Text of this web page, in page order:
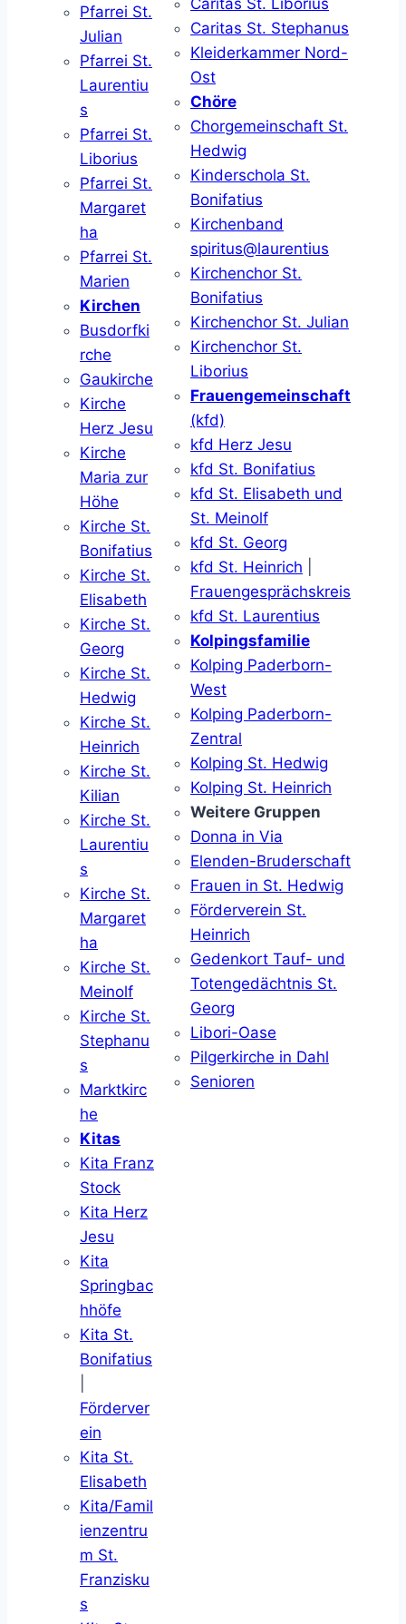
Pfarrei St.
Julian
Pfarrei St.
Laurentiu
s
Pfarrei St.
Liborius
Pfarrei St.
Margaret
ha
Pfarrei St.
Marien
Kirchen
Busdorfki
rche
Gaukirche
Kirche
Herz Jesu
Kirche
Maria zur
Höhe
Kirche St.
Bonifatius
Kirche St.
Elisabeth
Kirche St.
Georg
Kirche St.
Hedwig
Kirche St.
Heinrich
Kirche St.
Kilian
Kirche St.
Laurentiu
s
Kirche St.
Margaret
ha
Kirche St.
Meinolf
Kirche St.
Stephanu
s
Marktkirc
he
Kitas
Kita Franz
Stock
Kita Herz
Jesu
Kita
Springbac
hhöfe
Kita St.
Bonifatius
Förderver
ein
Kita St.
Elisabeth
Kita/Famil
ienzentru
m St.
Franzisku
s
Caritas St. Liborius
Caritas St. Stephanus
Kleiderkammer Nord-
Ost
Chöre
Chorgemeinschaft St.
Hedwig
Kinderschola St.
Bonifatius
Kirchenband
spiritus@laurentius
Kirchenchor St.
Bonifatius
Kirchenchor St. Julian
Kirchenchor St.
Liborius
Frauengemeinschaft
(kfd)
kfd Herz Jesu
kfd St. Bonifatius
kfd St. Elisabeth und
St. Meinolf
kfd St. Georg
kfd St. Heinrich
Frauengesprächskreis
kfd St. Laurentius
Kolpingsfamilie
Kolping Paderborn-
West
Kolping Paderborn-
Zentral
Kolping St. Hedwig
Kolping St. Heinrich
Weitere Gruppen
Donna in Via
Elenden-Bruderschaft
Frauen in St. Hedwig
Förderverein St.
Heinrich
Gedenkort Tauf- und
Totengedächtnis St.
Georg
Libori-Oase
Pilgerkirche in Dahl
Senioren